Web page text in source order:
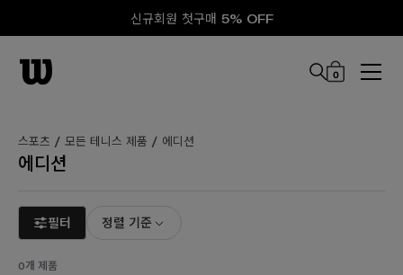
신규회원 첫구매 5% OFF
0
스포츠 / 모든 테니스 제품 / 에디션
에디션
필터 정렬 기준
0개 제품